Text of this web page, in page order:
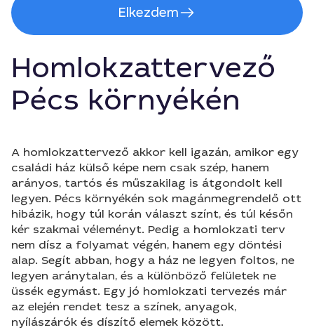
Elkezdem
Homlokzattervező
Pécs környékén
A homlokzattervező akkor kell igazán, amikor egy
családi ház külső képe nem csak szép, hanem
arányos, tartós és műszakilag is átgondolt kell
legyen. Pécs környékén sok magánmegrendelő ott
hibázik, hogy túl korán választ színt, és túl későn
kér szakmai véleményt. Pedig a homlokzati terv
nem dísz a folyamat végén, hanem egy döntési
alap. Segít abban, hogy a ház ne legyen foltos, ne
legyen aránytalan, és a különböző felületek ne
üssék egymást. Egy jó homlokzati tervezés már
az elején rendet tesz a színek, anyagok,
nyílászárók és díszítő elemek között.